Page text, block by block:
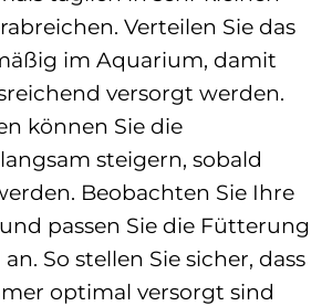
Verteilen Sie das
im Aquarium, damit
versorgt werden.
können Sie die
steigern, sobald
Beobachten Sie Ihre
passen Sie die Fütterung
So stellen Sie sicher, dass
optimal versorgt sind